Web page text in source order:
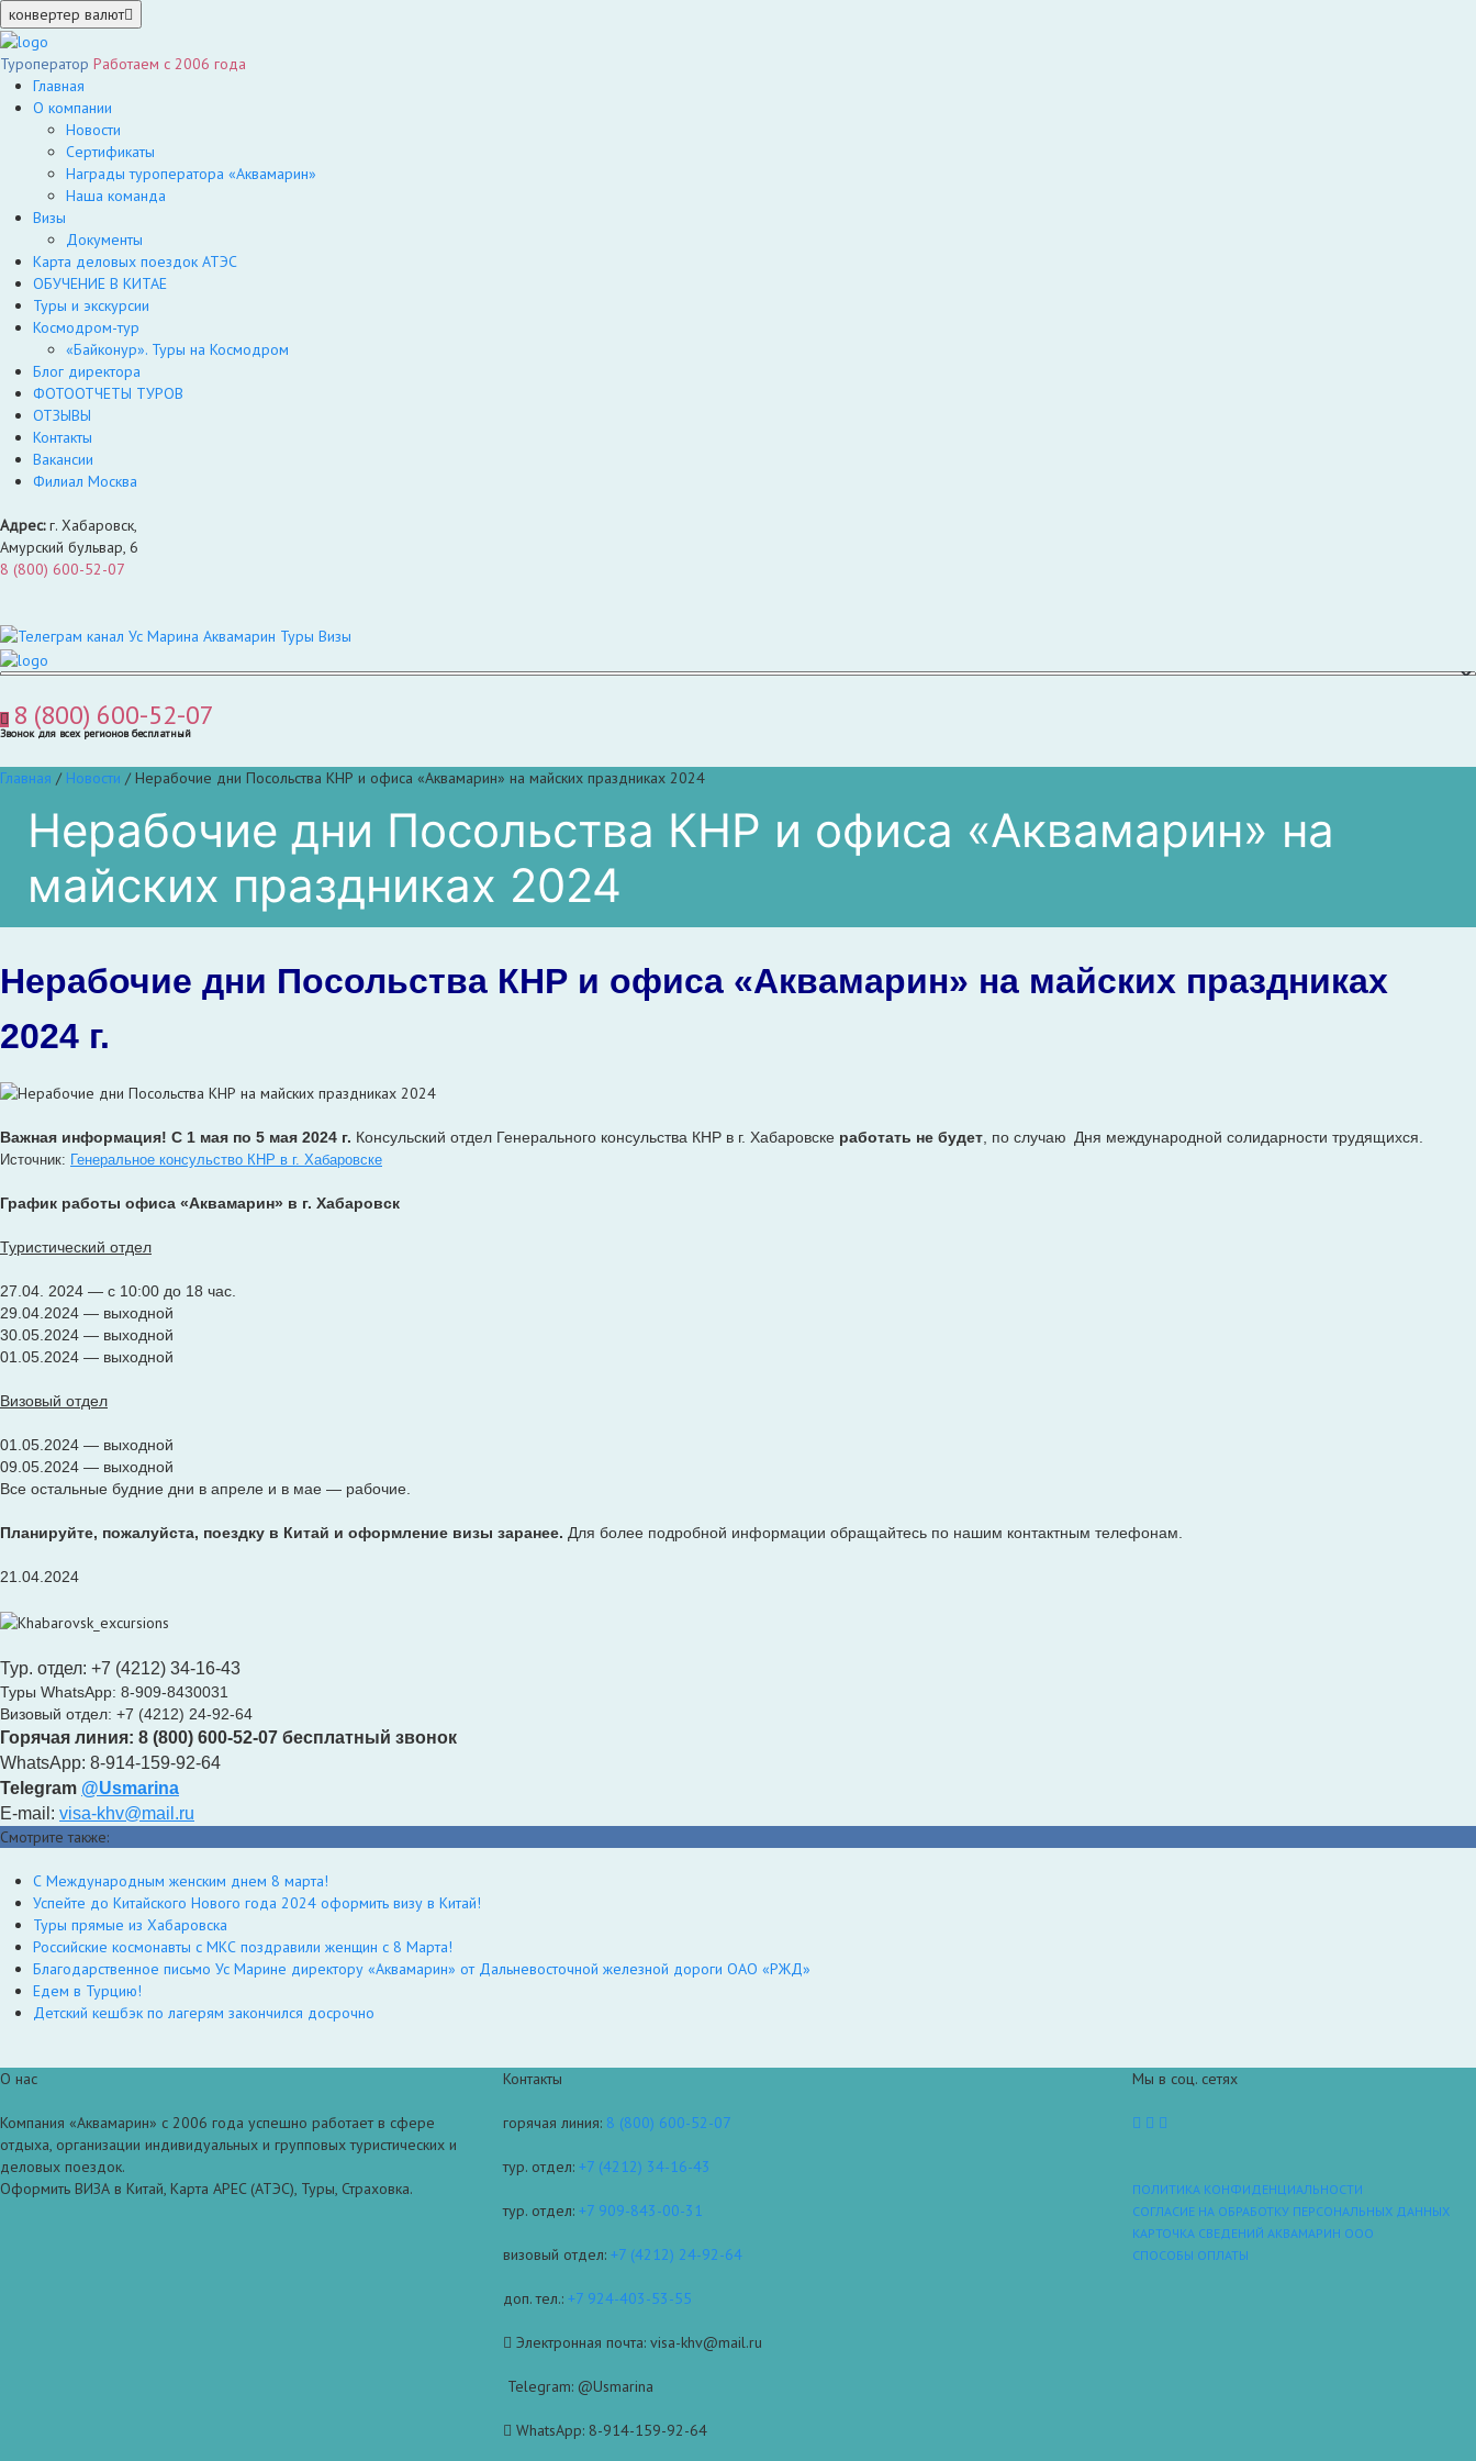
конвертер валют
Туроператор Работаем с 2006 года
Главная
О компании
Новости
Сертификаты
Награды туроператора «Аквамарин»
Наша команда
Визы
Документы
Карта деловых поездок АТЭС
ОБУЧЕНИЕ В КИТАЕ
Туры и экскурсии
Космодром-тур
«Байконур». Туры на Космодром
Блог директора
ФОТООТЧЕТЫ ТУРОВ
ОТЗЫВЫ
Контакты
Вакансии
Филиал Москва
Адрес:г. Хабаровск,
Амурский бульвар, 6
8 (800) 600-52-07
8 (800) 600-52-07
Звонок для всех регионов бесплатный
Главная / Новости / Нерабочие дни Посольства КНР и офиса «Аквамарин» на майских праздниках 2024
Нерабочие дни Посольства КНР и офиса «Аквамарин» на
майских праздниках 2024
Нерабочие дни Посольства КНР и офиса «Аквамарин» на майских праздниках
2024 г.
Важная информация! С 1 мая по 5 мая 2024 г. Консульский отдел Генерального консульства КНР в г. Хабаровске работать не будет , по случаю Дня международной солидарности трудящихся.
Источник: Генеральное консульство КНР в г. Хабаровске
График работы офиса «Аквамарин» в г. Хабаровск
Туристический отдел
27.04. 2024 — с 10:00 до 18 час.
29.04.2024 — выходной
30.05.2024 — выходной
01.05.2024 — выходной
Визовый отдел
01.05.2024 — выходной
09.05.2024 — выходной
Все остальные будние дни в апреле и в мае — рабочие.
Планируйте, пожалуйста, поездку в Китай и оформление визы заранее. Для более подробной информации обращайтесь по нашим контактным телефонам.
21.04.2024
Тур. отдел: +7 (4212) 34-16-43
Туры WhatsApp: 8-909-8430031
Визовый отдел: +7 (4212) 24-92-64
Горячая линия: 8 (800) 600-52-07 бесплатный звонок
WhatsApp: 8-914-159-92-64
Telegram @Usmarina
E-mail: visa-khv@mail.ru
Смотрите также:
С Международным женским днем 8 марта!
Успейте до Китайского Нового года 2024 оформить визу в Китай!
Туры прямые из Хабаровска
Российские космонавты с МКС поздравили женщин с 8 Марта!
Благодарственное письмо Ус Марине директору «Аквамарин» от Дальневосточной железной дороги ОАО «РЖД»
Едем в Турцию!
Детский кешбэк по лагерям закончился досрочно
О нас
Компания «Аквамарин» с 2006 года успешно работает в сфере
отдыха, организации индивидуальных и групповых туристических и
деловых поездок.
Оформить ВИЗА в Китай, Карта APEC (АТЭС), Туры, Страховка.
Контакты
горячая линия: 8 (800) 600-52-07
тур. отдел: +7 (4212) 34-16-43
тур. отдел: +7 909-843-00-31
визовый отдел: +7 (4212) 24-92-64
доп. тел.: +7 924-403-53-55
Электронная почта: visa-khv@mail.ru
Telegram: @Usmarina
WhatsApp: 8-914-159-92-64
Мы в соц. сетях
ПОЛИТИКА КОНФИДЕНЦИАЛЬНОСТИ
СОГЛАСИЕ НА ОБРАБОТКУ ПЕРСОНАЛЬНЫХ ДАННЫХ
КАРТОЧКА СВЕДЕНИЙ АКВАМАРИН ООО
СПОСОБЫ ОПЛАТЫ